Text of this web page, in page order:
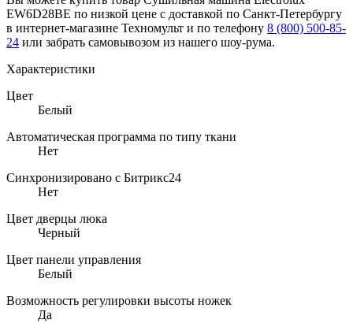
EW6D28BE по низкой цене с доставкой по Санкт-Петербургу
в интернет-магазине Техномульт и по телефону 8 (800) 500-85-
24 или забрать самовывозом из нашего шоу-рума.
Характеристики
Цвет
Белый
Автоматическая программа по типу ткани
Нет
Синхронизировано с Битрикс24
Нет
Цвет дверцы люка
Черный
Цвет панели управления
Белый
Возможность регулировки высоты ножек
Да